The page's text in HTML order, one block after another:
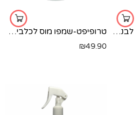
טרופיפט-שמפו לפרווה לבנה-500 מל'
טרופיפט-שמפו מוס לכלבים-220 מל'
₪49.90